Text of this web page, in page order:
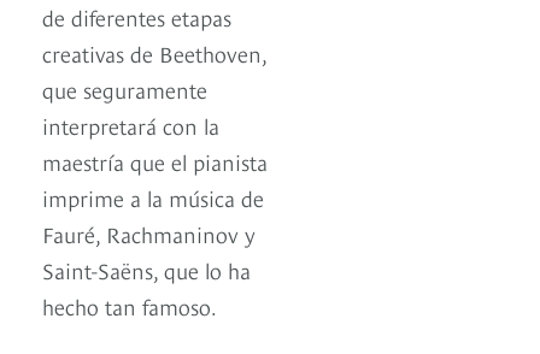
de diferentes etapas
creativas de Beethoven,
que seguramente
interpretará con la
maestría que el pianista
imprime a la música de
Fauré, Rachmaninov y
Saint-Saëns, que lo ha
hecho tan famoso.